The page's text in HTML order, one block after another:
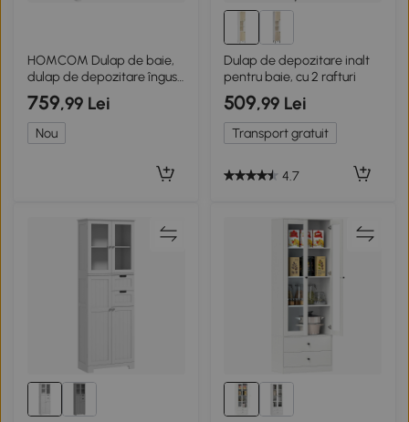
HOMCOM Dulap de baie,
dulap de depozitare îngust
cu 4 uși în stil hambar și
rafturi reglabile, alb
759,99 Lei
Nou
Dulap de depozitare inalt
pentru baie, cu 2 rafturi
509,99 Lei
Transport gratuit
4.7